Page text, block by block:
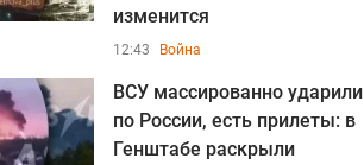
изменится
12:43 Война
ВСУ массированно ударили
по России, есть прилеты: в
Генштабе раскрыли